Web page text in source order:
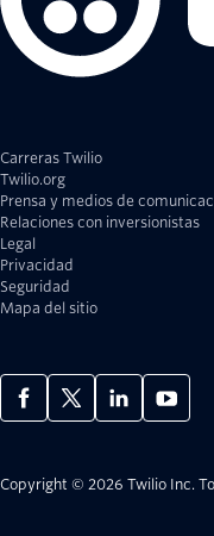
Carreras Twilio
Twilio.org
Prensa y medios de
Relaciones con inversionistas
Legal
Privacidad
Seguridad
Mapa del sitio
Copyright © 2026 Twilio Inc.